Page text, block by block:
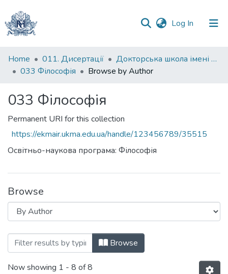
Log In (current)
Communities
&
All of DSpace
Home 011. Дисертації
Докторська школа імені родини Юхименків
033 Філософія
Browse by Author
033 Філософія
Permanent URI for this collection
https://ekmair.ukma.edu.ua/handle/123456789/35515
Освітньо-наукова програма: Філософія
Browse
Browsing 033 Філософія by Author
Browse
Now showing 1 - 8 of 8